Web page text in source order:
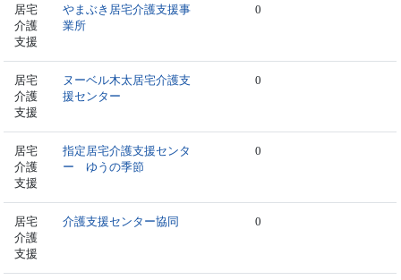
居宅
介護
支援
やまぶき居宅介護支援事
業所
0
居宅
介護
支援
ヌーベル木太居宅介護支
援センター
0
居宅
介護
支援
指定居宅介護支援センタ
ー ゆうの季節
0
居宅
介護
支援
介護支援センター協同 0